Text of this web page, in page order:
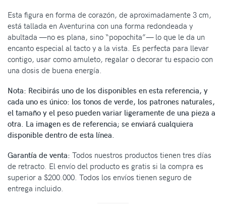
Esta figura en forma de corazón, de aproximadamente 3 cm,
está tallada en Aventurina con una forma redondeada y
abultada —no es plana, sino “popochita”— lo que le da un
encanto especial al tacto y a la vista. Es perfecta para llevar
contigo, usar como amuleto, regalar o decorar tu espacio con
una dosis de buena energía.
Nota: Recibirás uno de los disponibles en esta referencia, y
cada uno es único: los tonos de verde, los patrones naturales,
el tamaño y el peso pueden variar ligeramente de una pieza a
otra. La imagen es de referencia; se enviará cualquiera
disponible dentro de esta línea.
Garantía de venta: Todos nuestros productos tienen tres días
de retracto. El envío del producto es gratis si la compra es
superior a $200.000. Todos los envíos tienen seguro de
entrega incluido.